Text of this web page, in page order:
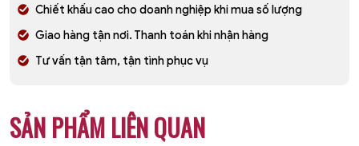
Chiết khấu cao cho doanh nghiệp khi mua số lượng
Giao hàng tận nơi. Thanh toán khi nhận hàng
Tư vấn tận tâm, tận tình phục vụ
SẢN PHẨM LIÊN QUAN